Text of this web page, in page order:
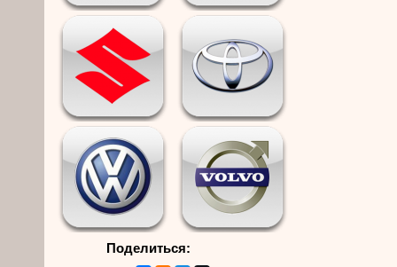
Поделиться: